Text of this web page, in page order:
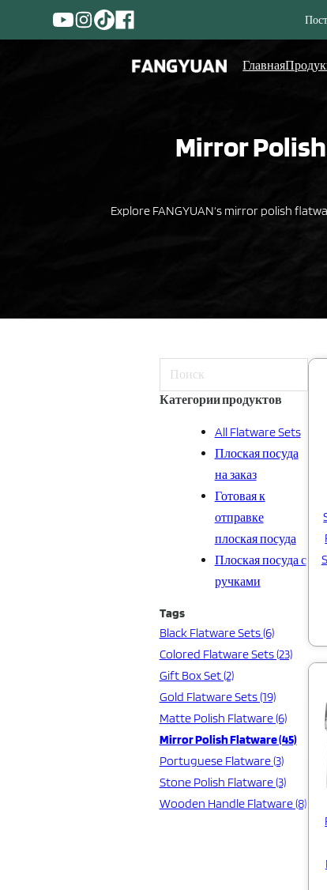
Главная
Mirror
Explore FANGYUAN‘s mirror polish
Категории продуктов
All Flatware Sets
Плоская посуда
на заказ
Готовая к
отправке
плоская посуда
Плоская посуда с
ручками
Tags
Black Flatware Sets (6)
Colored Flatware Sets (23)
Gift Box Set (2)
Gold Flatware Sets (19)
Matte Polish Flatware (6)
Mirror Polish Flatware (45)
Portuguese Flatware (3)
Stone Polish Flatware (3)
Wooden Handle Flatware (8)